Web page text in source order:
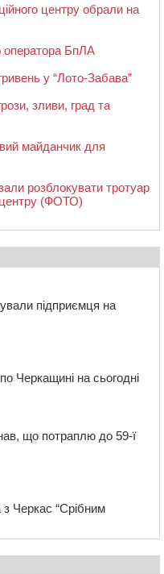
центру обрали на
оператора БпЛА
у “Лото-Забава”
зливи, град та
майданчик для
розблокувати тротуар
центру (ФОТО)
підприємця на
Черкащині на сьогодні
що потраплю до 59-ї
Черкас “Срібним